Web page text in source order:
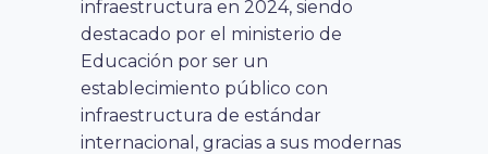
infraestructura en 2024, siendo
destacado por el ministerio de
Educación por ser un
establecimiento público con
infraestructura de estándar
internacional, gracias a sus modernas